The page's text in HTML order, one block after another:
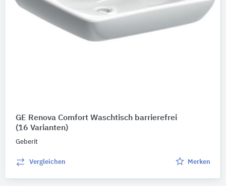
GE Renova Comfort Waschtisch barrierefrei
(16 Varianten)
Geberit
Vergleichen Merken